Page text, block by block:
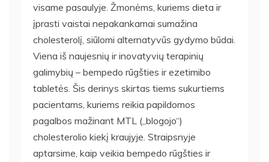
visame pasaulyje. Žmonėms, kuriems dieta ir
įprasti vaistai nepakankamai sumažina
cholesterolį, siūlomi alternatyvūs gydymo būdai.
Viena iš naujesnių ir inovatyvių terapinių
galimybių – bempedo rūgšties ir ezetimibo
tabletės. Šis derinys skirtas tiems sukurtiems
pacientams, kuriems reikia papildomos
pagalbos mažinant MTL („blogojo“)
cholesterolio kiekį kraujyje. Straipsnyje
aptarsime, kaip veikia bempedo rūgšties ir